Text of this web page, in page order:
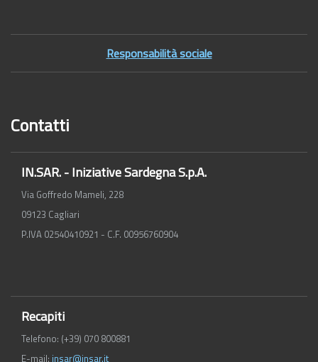
Responsabilità sociale
Contatti
IN.SAR. - Iniziative Sardegna S.p.A.
Via Goffredo Mameli, 228
09123 Cagliari
P.IVA 02540410921 - C.F. 00956760904
Recapiti
Telefono: (+39) 070 800881
E-mail: insar@insar.it